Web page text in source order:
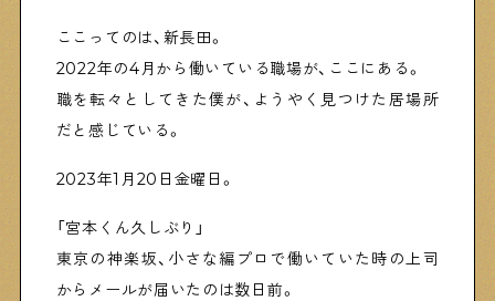
シタマチコウベについて
下町カレンダー
下町START UP
週刊下町日和
Stay Home
下町寫眞
ここってのは、新長田。
2022年の4月から働いている職場が、ここにある。
職を転々としてきた僕が、ようやく見つけた居場所
だと感じている。
2023年1月20日金曜日。
「宮本くん久しぶり」
東京の神楽坂、小さな編プロで働いていた時の上司
からメールが届いたのは数日前。